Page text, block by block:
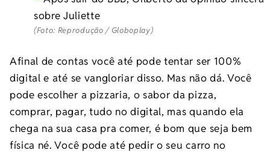
(Foto: Reprodução / Globoplay)
Afinal de contas você até pode tentar ser 100%
digital e até se vangloriar disso. Mas não dá. Você
pode escolher a pizzaria, o sabor da pizza,
comprar, pagar, tudo no digital, mas quando ela
chega na sua casa pra comer, é bom que seja bem
física né. Você pode até pedir o seu carro no